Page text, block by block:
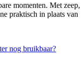
momenten. Met zeep,
praktisch in plaats van